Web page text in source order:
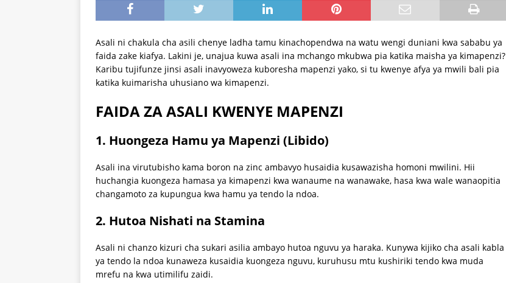
Asali ni chakula cha asili chenye ladha tamu kinachopendwa na watu wengi duniani kwa sababu ya
faida zake kiafya. Lakini je, unajua kuwa asali ina mchango mkubwa pia katika maisha ya kimapenzi?
Karibu tujifunze jinsi asali inavyoweza kuboresha mapenzi yako, si tu kwenye afya ya mwili bali pia
katika kuimarisha uhusiano wa kimapenzi.
FAIDA ZA ASALI KWENYE MAPENZI
1. Huongeza Hamu ya Mapenzi (Libido)
Asali ina virutubisho kama boron na zinc ambavyo husaidia kusawazisha homoni mwilini. Hii
huchangia kuongeza hamasa ya kimapenzi kwa wanaume na wanawake, hasa kwa wale wanaopitia
changamoto za kupungua kwa hamu ya tendo la ndoa.
2. Hutoa Nishati na Stamina
Asali ni chanzo kizuri cha sukari asilia ambayo hutoa nguvu ya haraka. Kunywa kijiko cha asali kabla
ya tendo la ndoa kunaweza kusaidia kuongeza nguvu, kuruhusu mtu kushiriki tendo kwa muda
mrefu na kwa utimilifu zaidi.